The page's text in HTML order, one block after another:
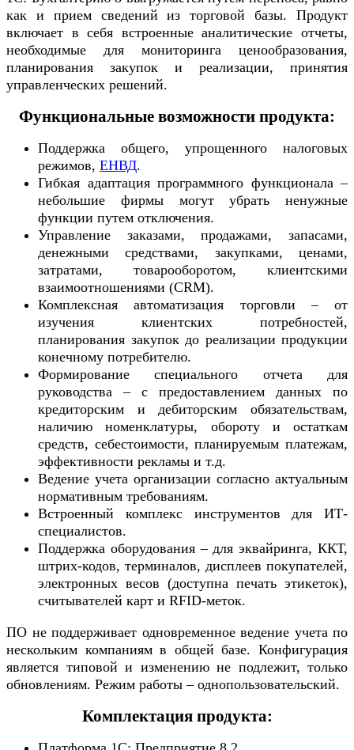
как и прием сведений из торговой базы. Продукт
включает в себя встроенные аналитические отчеты,
необходимые для мониторинга ценообразования,
планирования закупок и реализации, принятия
управленческих решений.
Функциональные возможности продукта:
Поддержка общего, упрощенного налоговых
режимов, ЕНВД.
Гибкая адаптация программного функционала –
небольшие фирмы могут убрать ненужные
функции путем отключения.
Управление заказами, продажами, запасами,
денежными средствами, закупками, ценами,
затратами, товарооборотом, клиентскими
взаимоотношениями (CRM).
Комплексная автоматизация торговли – от
изучения клиентских потребностей,
планирования закупок до реализации продукции
конечному потребителю.
Формирование специального отчета для
руководства – с предоставлением данных по
кредиторским и дебиторским обязательствам,
наличию номенклатуры, обороту и остаткам
средств, себестоимости, планируемым платежам,
эффективности рекламы и т.д.
Ведение учета организации согласно актуальным
нормативным требованиям.
Встроенный комплекс инструментов для ИТ-
специалистов.
Поддержка оборудования – для эквайринга, ККТ,
штрих-кодов, терминалов, дисплеев покупателей,
электронных весов (доступна печать этикеток),
считывателей карт и RFID-меток.
ПО не поддерживает одновременное ведение учета по
нескольким компаниям в общей базе. Конфигурация
является типовой и изменению не подлежит, только
обновлениям. Режим работы – однопользовательский.
Комплектация продукта: